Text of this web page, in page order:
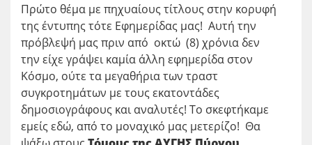
Πρώτο θέμα με πηχυαίους τίτλους στην κορυφή
της έντυπης τότε Εφημερίδας μας! Αυτή την
πρόβλεψή μας πριν από οκτώ (8) χρόνια δεν
την είχε γράψει καμία άλλη εφημερίδα στον
Κόσμο, ούτε τα μεγαθήρια των τραστ
συγκροτημάτων με τους εκατοντάδες
δημοσιογράφους και αναλυτές! Το σκεφτήκαμε
εμείς εδώ, από το μοναχικό μας μετερίζο! Θα